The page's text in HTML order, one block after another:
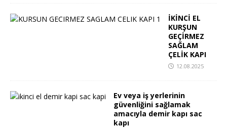
İKİNCİ EL
KURŞUN
GEÇİRMEZ
SAĞLAM
ÇELİK KAPI
12.08.2025
Ev veya iş yerlerinin
güvenliğini sağlamak
amacıyla demir kapı sac
kapı